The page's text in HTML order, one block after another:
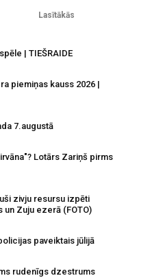
Lasītākās
| TIEŠRAIDE
piemiņas kauss 2026 |
7.augustā
Lotārs Zariņš pirms
zivju resursu izpēti
un Zuju ezerā (FOTO)
paveiktais jūlijā
rudenīgs dzestrums